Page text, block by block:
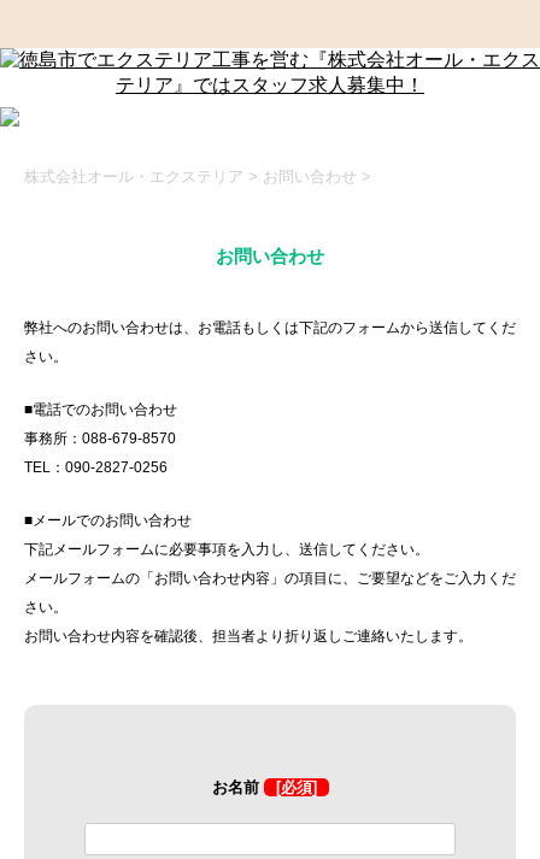
株式会社オール・エクステリア > お問い合わせ >
お問い合わせ
弊社へのお問い合わせは、お電話もしくは下記のフォームから送信してくだ
さい。
■電話でのお問い合わせ
事務所：088-679-8570
TEL：090-2827-0256
■メールでのお問い合わせ
下記メールフォームに必要事項を入力し、送信してください。
メールフォームの「お問い合わせ内容」の項目に、ご要望などをご入力くだ
さい。
お問い合わせ内容を確認後、担当者より折り返しご連絡いたします。
お名前 [必須]